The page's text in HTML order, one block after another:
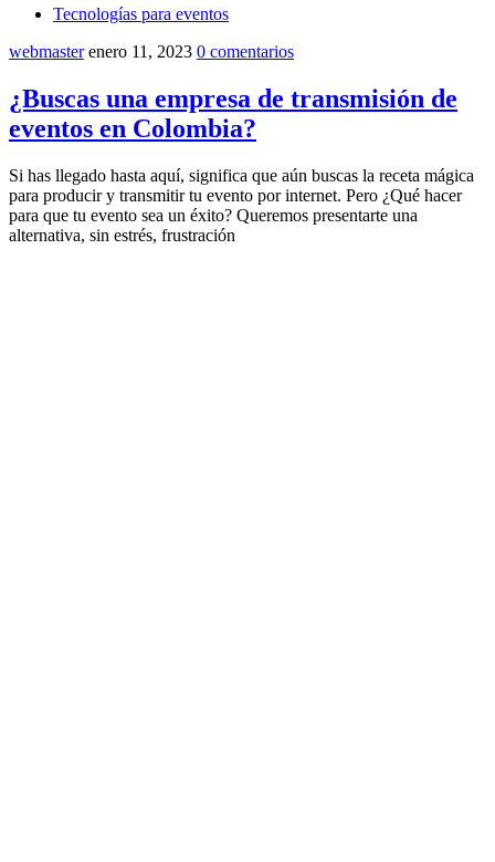
Tecnologías para eventos
webmaster enero 11, 2023 0 comentarios
¿Buscas una empresa de transmisión de
eventos en Colombia?
Si has llegado hasta aquí, significa que aún buscas la receta mágica
para producir y transmitir tu evento por internet. Pero ¿Qué hacer
para que tu evento sea un éxito? Queremos presentarte una
alternativa, sin estrés, frustración